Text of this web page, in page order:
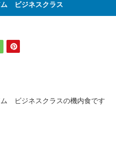
ビジネスクラス
ビジネスクラスの機内食です